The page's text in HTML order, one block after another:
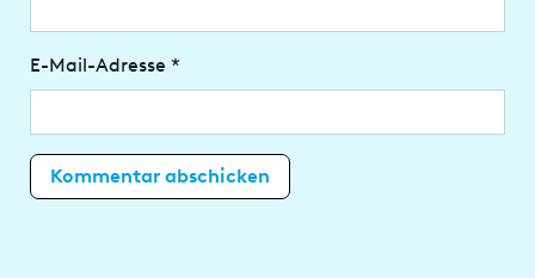
E-Mail-Adresse *